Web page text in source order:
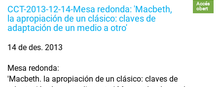
CCT-2013-12-14-Mesa redonda: 'Macbeth,
la apropiación de un clásico: claves de
adaptación de un medio a otro'
Accés
obert
14 de des. 2013
Mesa redonda:
'Macbeth. la apropiación de un clásico: claves de